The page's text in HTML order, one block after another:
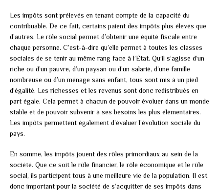
Les impôts sont prélevés en tenant compte de la capacité du
contribuable. De ce fait, certains paient des impôts plus élevés que
d’autres. Le rôle social permet d’obtenir une équité fiscale entre
chaque personne. C’est-à-dire qu’elle permet à toutes les classes
sociales de se tenir au même rang face à l’État. Qu’il s’agisse d’un
riche ou d’un pauvre, d’un paysan ou d’un salarié, d’une famille
nombreuse ou d’un ménage sans enfant, tous sont mis à un pied
d’égalité. Les richesses et les revenus sont donc redistribués en
part égale. Cela permet à chacun de pouvoir évoluer dans un monde
stable et de pouvoir subvenir à ses besoins les plus élémentaires.
Les impôts permettent également d’évaluer l’évolution sociale du
pays.
En somme, les impôts jouent des rôles primordiaux au sein de la
société. Que ce soit le rôle financier, le rôle économique et le rôle
social, ils participent tous à une meilleure vie de la population. Il est
donc important pour la société de s’acquitter de ses impôts dans